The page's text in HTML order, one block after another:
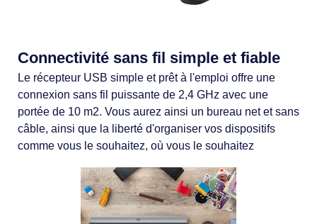
Connectivité sans fil simple et fiable
Le récepteur USB simple et prêt à l'emploi offre une
connexion sans fil puissante de 2,4 GHz avec une
portée de 10 m2. Vous aurez ainsi un bureau net et sans
câble, ainsi que la liberté d'organiser vos dispositifs
comme vous le souhaitez, où vous le souhaitez